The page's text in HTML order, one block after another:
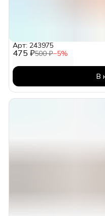
475 ₽500 ₽−5%
Арт: 243975
В